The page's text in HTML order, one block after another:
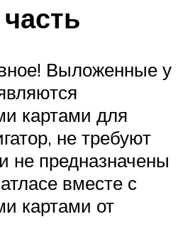
Выложенные у
картами для
не требуют
не предназначены
вместе с
картами от